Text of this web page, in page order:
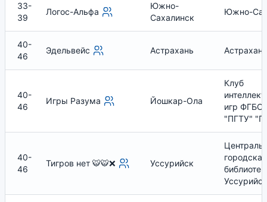
33-
39
Логос-Альфа
Южно-
Сахалинск
Южно-
40-
46
Эдельвейс Астрахань Астрахань
40-
46
Игры Разума Йошкар-Ола
Клуб
игр
"ПГТУ"
40-
46
Тигров нет 🐯🐯❌ Уссурийск
городская
Уссурийск